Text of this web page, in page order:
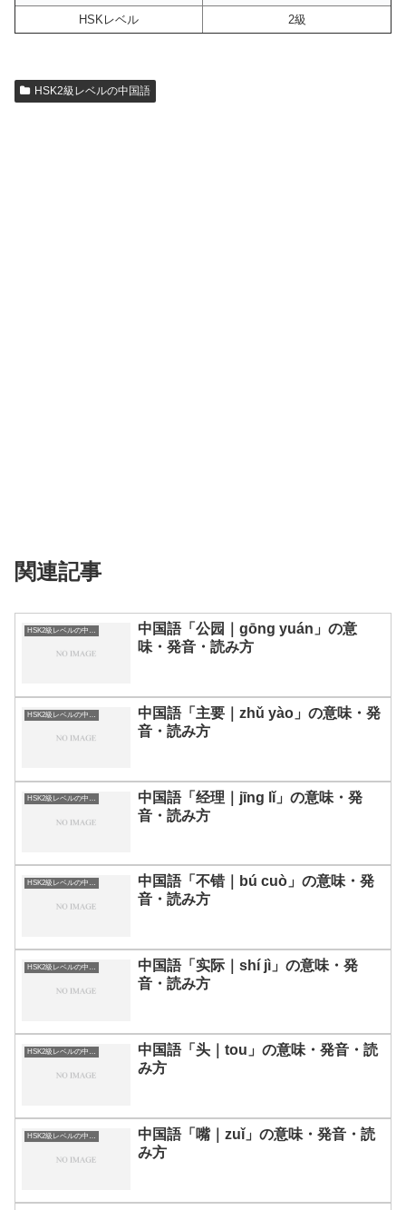
HSKレベル
2級
HSK2級レベルの中国語
関連記事
中国語「公园｜gōng yuán」の意
味・発音・読み方
中国語「主要｜zhǔ yào」の意味・発
音・読み方
HSK2級レベルの中国語
中国語「经理｜jīng lǐ」の意味・発
音・読み方
HSK2級レベルの中国語
中国語「不错｜bú cuò」の意味・発
音・読み方
HSK2級レベルの中国語
中国語「实际｜shí jì」の意味・発
音・読み方
HSK2級レベルの中国語
中国語「头｜tou」の意味・発音・読
み方
HSK2級レベルの中国語
中国語「嘴｜zuǐ」の意味・発音・読
み方